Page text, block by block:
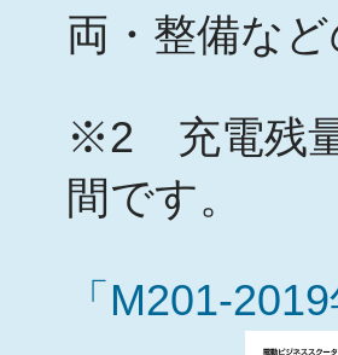
両・整備な
※2 充電残量
間です。
「M201-